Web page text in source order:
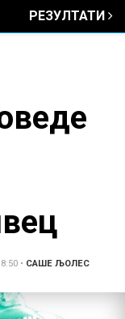
РЕЗУЛТАТИ
• САШЕ ЉОЛЕС